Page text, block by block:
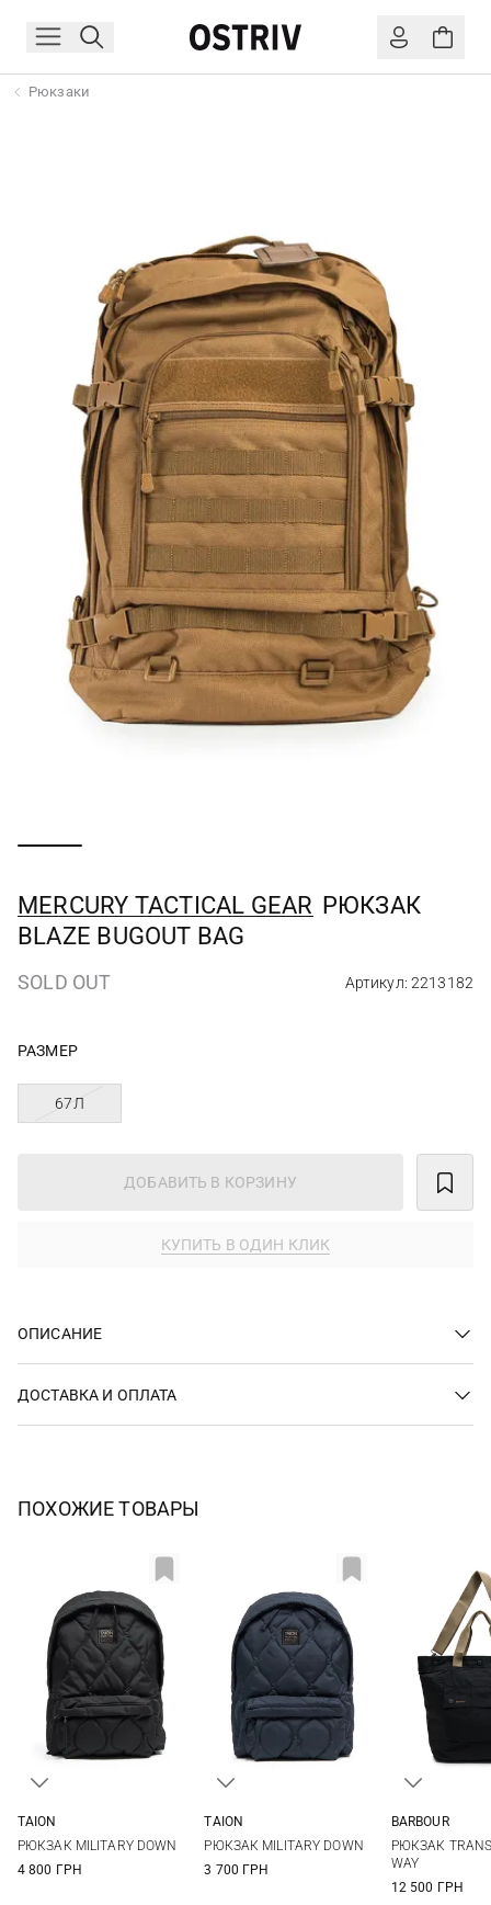
Рюкзаки
MERCURY TACTICAL GEAR РЮКЗАК
BLAZE BUGOUT BAG
SOLD OUT Артикул: 2213182
РАЗМЕР
67Л
ДОБАВИТЬ В КОРЗИНУ
КУПИТЬ В ОДИН КЛИК
ОПИСАНИЕ
ДОСТАВКА И ОПЛАТА
ПОХОЖИЕ ТОВАРЫ
TAION
РЮКЗАК MILITARY DOWN
4 800 ГРН
TAION
РЮКЗАК MILITARY DOWN
3 700 ГРН
BARBOUR
РЮКЗАК
WAY
12 500 ГРН